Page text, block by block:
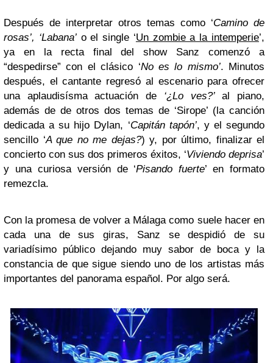
Después de interpretar otros temas como ‘Camino de
rosas’, ‘Labana’o el single ‘Un zombie a la intemperie’,
ya en la recta final del show Sanz comenzó a
“despedirse” con el clásico ‘No es lo mismo’. Minutos
después, el cantante regresó al escenario para ofrecer
una aplaudisísma actuación de ‘¿Lo ves?’al piano,
además de de otros dos temas de ‘Sirope’ (la canción
dedicada a su hijo Dylan, ‘Capitán tapón’, y el segundo
sencillo ‘A que no me dejas?) y, por último, finalizar el
concierto con sus dos primeros éxitos, ‘Viviendo deprisa’
y una curiosa versión de ‘Pisando fuerte’ en formato
remezcla.
Con la promesa de volver a Málaga como suele hacer en
cada una de sus giras, Sanz se despidió de su
variadísimo público dejando muy sabor de boca y la
constancia de que sigue siendo uno de los artistas más
importantes del panorama español. Por algo será.